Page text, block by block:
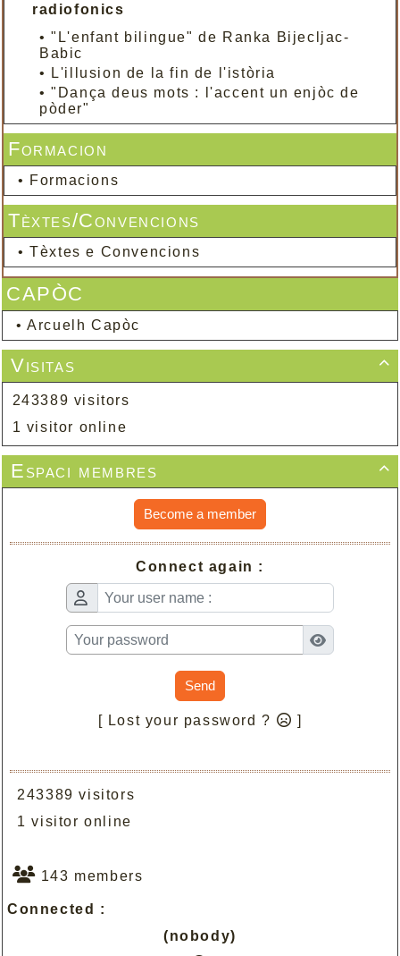
radiofonics
•"L'enfant bilingue" de Ranka Bijecljac-
Babic
•
L'illusion de la fin de l'istòria
•"Dança deus mots : l'accent un enjòc de
pòder"
Formacion
• Formacions
Tèxtes/Convencions
•Tèxtes e Convencions
CAPÒC
•Arcuelh Capòc

Visitas
243389 visitors
1 visitor online

Espaci membres
Become a member
Connect again :
Send
[ Lost your password ? ]
243389 visitors
1 visitor online
143 members
Connected :
(nobody)